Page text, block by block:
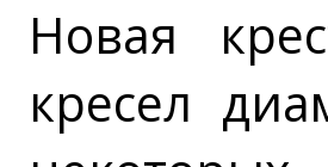
Новая
кресел